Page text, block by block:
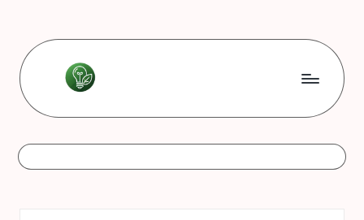
content
L
e
s
astuces